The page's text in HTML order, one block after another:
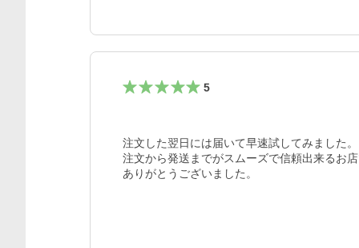
5
注文した翌日には届いて早速試してみました。
注文から発送までがスムーズで信頼出来るお
ありがとうございました。